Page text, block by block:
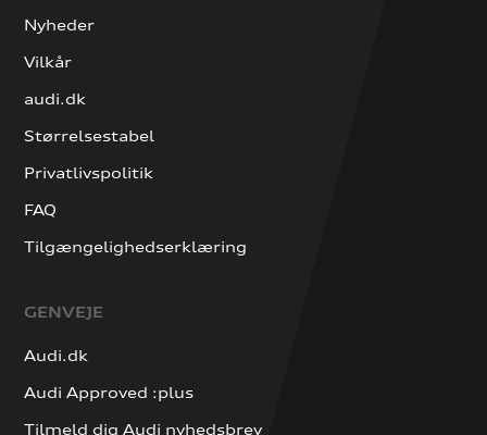
Nyheder
Vilkår
audi.dk
Størrelsestabel
Privatlivspolitik
FAQ
Tilgængelighedserklæring
GENVEJE
Audi.dk
Audi Approved :plus
Tilmeld dig Audi nyhedsbrev